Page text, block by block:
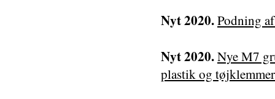
Nyt 2020.Podning
Nyt 2020.Nye M7
plastik og